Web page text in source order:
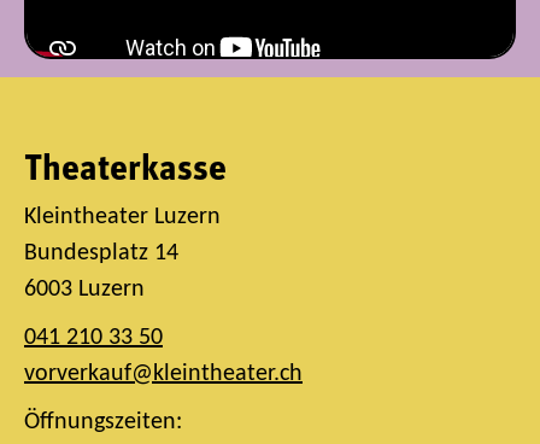
Theaterkasse
Kleintheater Luzern
Bundesplatz 14
6003 Luzern
041 210 33 50
vorverkauf@kleintheater.ch
Öffnungszeiten: